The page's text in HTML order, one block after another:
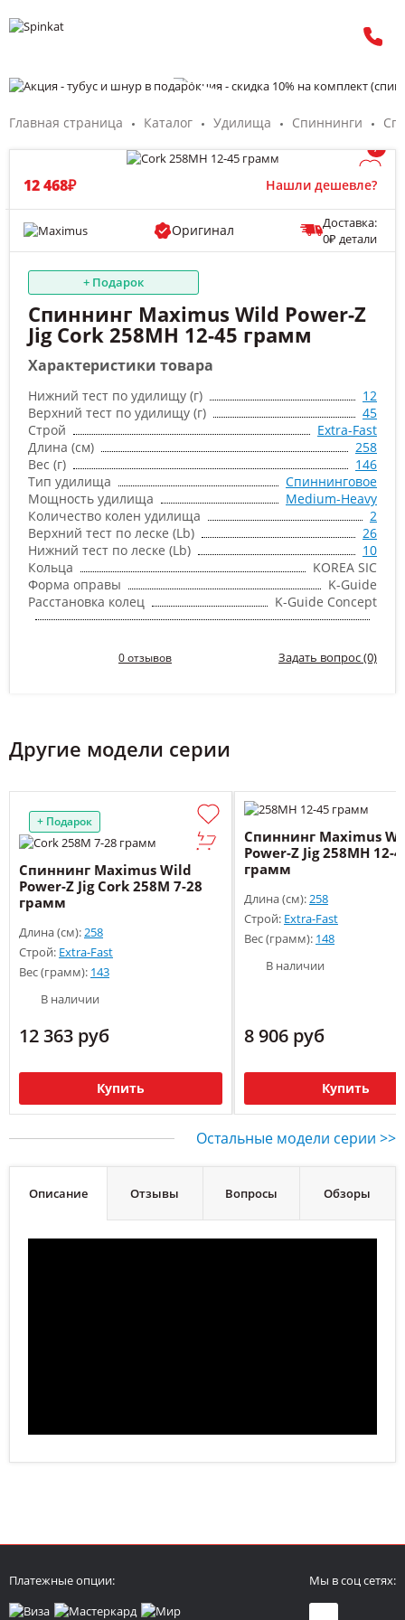
Главная страница Каталог Удилища Спиннинги
/
12 468₽ Нашли дешевле?
Оригинал
Доставка:
0₽ детали
+ Подарок
Спиннинг Maximus Wild Power-Z
Jig Cork 258MH 12-45 грамм
Характеристики товара
Нижний тест по удилищу (г)
12
Верхний тест по удилищу (г)
45
Строй
Extra-Fast
Длина (см)
258
Вес (г)
146
Тип удилища
Спиннинговое
Мощность удилища
Medium-Heavy
Количество колен удилища
2
Верхний тест по леске (Lb)
26
Нижний тест по леске (Lb)
10
Кольца
KOREA SIC
Форма оправы
K-Guide
Расстановка колец
K-Guide Concept
0 отзывов Задать вопрос (0)
Другие модели серии
+ Подарок
Спиннинг Maximus Wild
Power-Z Jig Cork 258M 7-28
грамм
Длина (см):258
Строй: Extra-Fast
Вес (грамм): 143
В наличии
12 363 руб
Купить
Спиннинг Maximus
Power-Z Jig 258MH 12-
грамм
Длина (см):258
Строй: Extra-Fast
Вес (грамм): 148
В наличии
8 906 руб
Купить
Остальные модели серии >>
Описание Отзывы Вопросы Обзоры
Платежные опции: Мы в соц сетях: